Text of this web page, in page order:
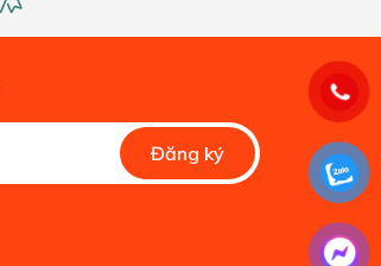
Đăng ký
Alternative: